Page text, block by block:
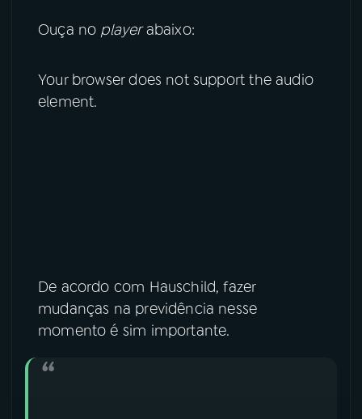
Ouça no playerabaixo:
Your browser does not support the audio
element.
De acordo com Hauschild, fazer
mudanças na previdência nesse
momento é sim importante.